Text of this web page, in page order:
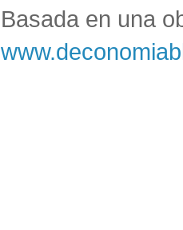
Basada en una